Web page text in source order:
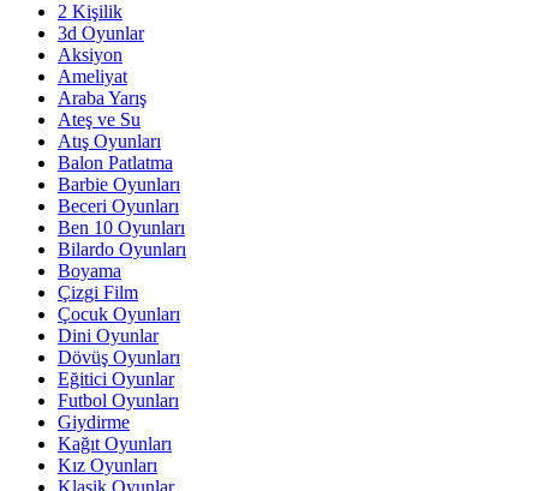
2 Kişilik
3d Oyunlar
Aksiyon
Ameliyat
Araba Yarış
Ateş ve Su
Atış Oyunları
Balon Patlatma
Barbie Oyunları
Beceri Oyunları
Ben 10 Oyunları
Bilardo Oyunları
Boyama
Çizgi Film
Çocuk Oyunları
Dini Oyunlar
Dövüş Oyunları
Eğitici Oyunlar
Futbol Oyunları
Giydirme
Kağıt Oyunları
Kız Oyunları
Klasik Oyunlar